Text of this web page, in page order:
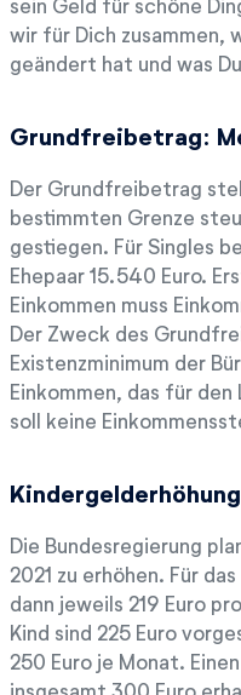
sein Geld für schöne
wir für Dich zusammen,
geändert hat und was
Grundfreibetrag:
Der Grundfreibetrag
bestimmten Grenze
gestiegen. Für Singles
Ehepaar 15.540 Euro.
Einkommen muss
Der Zweck des
Existenzminimum der
Einkommen, das für
soll keine
Die Bundesregierung
2021 zu erhöhen. Für
dann jeweils 219 Euro
Kind sind 225 Euro
250 Euro je Monat.
insgesamt 300 Euro